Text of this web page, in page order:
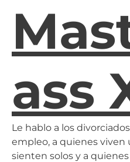
Ass
Le hablo a los
empleo, a quienes viven
sienten solos y a